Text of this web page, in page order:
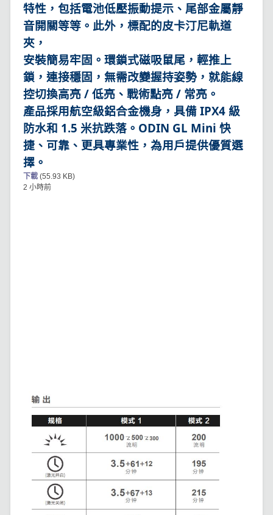
特性，包括電池低壓振動提示、尾部金屬靜
音開關等等。此外，標配的皮卡汀尼軌道
夾，
安裝簡易牢固。環鎖式磁吸鼠尾，輕推上
鎖，連接穩固，無需改變握持姿勢，就能線
控切換高亮 / 低亮、戰術點亮 / 常亮。
產品採用航空級鋁合金機身，具備 IPX4 級
防水和 1.5 米抗跌落。ODIN GL Mini 快
捷、可靠、更具專業性，為用戶提供優質選
擇。
下載 (55.93 KB)
2 小時前